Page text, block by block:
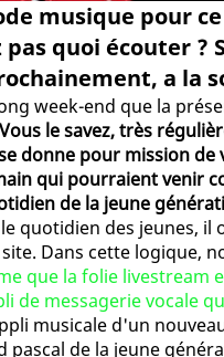
musique pour
quoi écouter ?
a la
week-end que la
Vous le savez, très
donne pour mission
qui pourraient venir
de la jeune
quotidien des jeunes, il
Dans cette logique,
que la folie livestream
de messagerie vocale
musicale d'un
pascal de la jeune